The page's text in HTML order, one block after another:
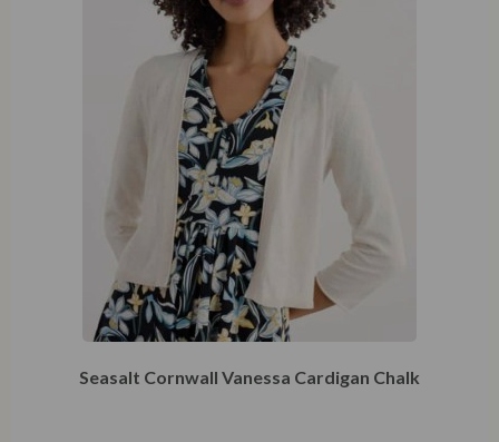
Seasalt Cornwall Vanessa Cardigan Chalk